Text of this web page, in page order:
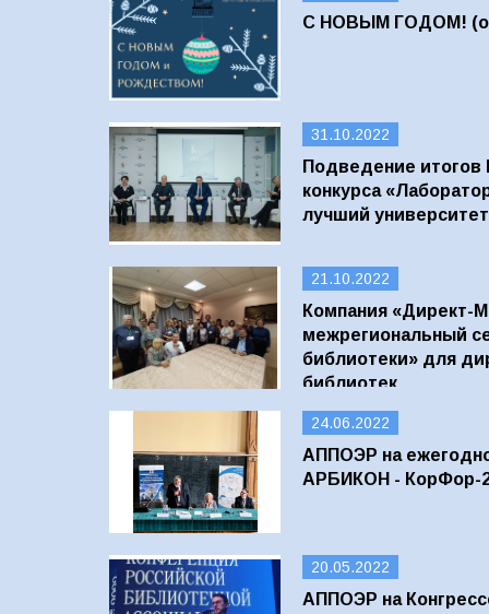
С НОВЫМ ГОДОМ! (об
31.10.2022
Подведение итогов
конкурса
лучший
21.10.2022
Компания «Директ-
межрегиональный
библиотеки» для
библиотек
24.06.2022
АППОЭР на
АРБИКОН - КорФор-
20.05.2022
АППОЭР на